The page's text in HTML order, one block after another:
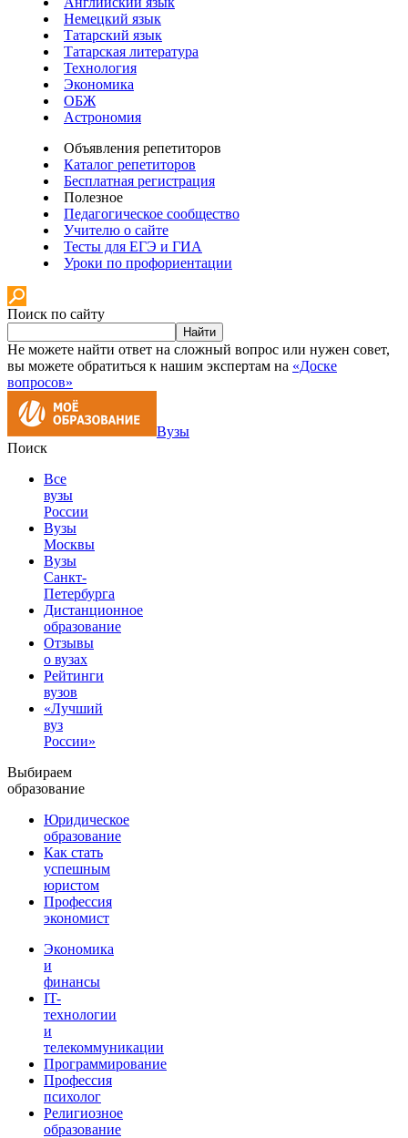
Немецкий язык
Татарский язык
Татарская литература
Технология
Экономика
ОБЖ
Астрономия
Объявления репетиторов
Каталог репетиторов
Бесплатная регистрация
Полезное
Педагогическое сообщество
Учителю о сайте
Тесты для ЕГЭ и ГИА
Уроки по профориентации
Поиск по сайту
Найти
Не можете найти ответ на сложный вопрос или нужен совет,
вы можете обратиться к нашим экспертам на «Доске
вопросов»
Вузы
Поиск
Все
вузы
России
Вузы
Москвы
Вузы
Санкт-
Петербурга
Дистанционное
образование
Отзывы
о вузах
Рейтинги
вузов
«Лучший
вуз
России»
Выбираем
образование
Юридическое
образование
Как стать
успешным
юристом
Профессия
экономист
Экономика
и
финансы
IT-
технологии
и
телекоммуникации
Программирование
Профессия
психолог
Религиозное
образование